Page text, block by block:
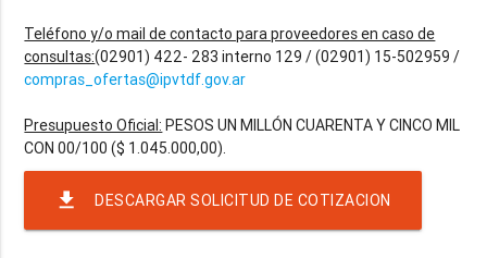
Teléfono y/o mail de contacto para proveedores en caso de
consultas:(02901) 422- 283 interno 129 / (02901) 15-502959 /
compras_ofertas@ipvtdf.gov.ar
Presupuesto Oficial: PESOS UN MILLÓN CUARENTA Y CINCO MIL
file_download DESCARGAR SOLICITUD DE COTIZACION